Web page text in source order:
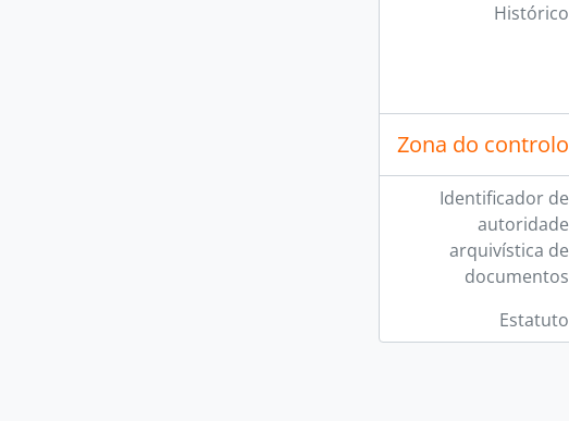
Histórico
Zona do controlo
Identificador de
autoridade
arquivística de
documentos
Estatuto